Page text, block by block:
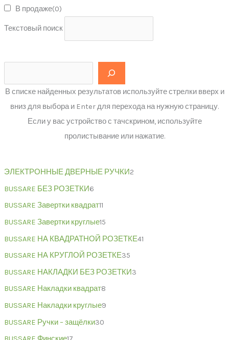
В продаже(0)
Текстовый поиск
В списке найденных результатов используйте стрелки вверх и
вниз для выбора и Enter для перехода на нужную страницу.
Если у вас устройство с тачскрином, используйте
пролистывание или нажатие.
ЭЛЕКТРОННЫЕ ДВЕРНЫЕ РУЧКИ2
BUSSARE БЕЗ РОЗЕТКИ6
BUSSARE Завертки квадрат11
BUSSARE Завертки круглые15
BUSSARE НА КВАДРАТНОЙ РОЗЕТКЕ41
BUSSARE НА КРУГЛОЙ РОЗЕТКЕ35
BUSSARE НАКЛАДКИ БЕЗ РОЗЕТКИ3
BUSSARE Накладки квадрат8
BUSSARE Накладки круглые9
BUSSARE Ручки – защёлки30